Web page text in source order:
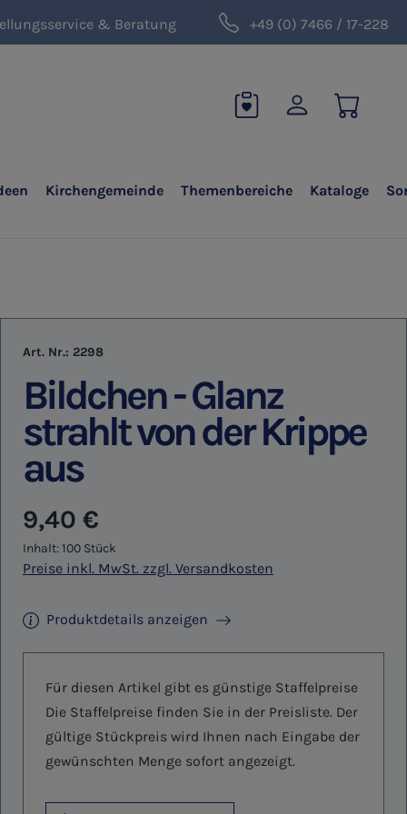
& Beratung +49 (0) 7466 / 17-228
Kirchengemeinde Themenbereiche Kataloge
Art. Nr.: 2298
Bildchen - Glanz
strahlt von der Krippe
aus
Regulärer Preis:
9,40 €
Inhalt:100 Stück
Preise inkl. MwSt. zzgl. Versandkosten
Produktdetails anzeigen
Für diesen Artikel gibt es günstige Staffelpreise
Die Staffelpreise finden Sie in der Preisliste. Der
gültige Stückpreis wird Ihnen nach Eingabe der
gewünschten Menge sofort angezeigt.